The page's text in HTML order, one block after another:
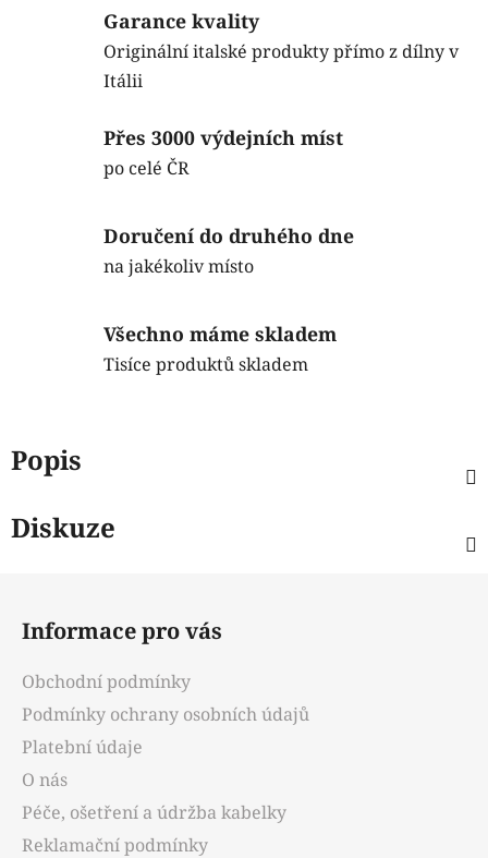
Garance kvality
Originální italské produkty přímo z dílny v
Itálii
Přes 3000 výdejních míst
po celé ČR
Doručení do druhého dne
na jakékoliv místo
Všechno máme skladem
Tisíce produktů skladem
Popis
Diskuze
Informace pro vás
Obchodní podmínky
Podmínky ochrany osobních údajů
Platební údaje
O nás
Péče, ošetření a údržba kabelky
Reklamační podmínky